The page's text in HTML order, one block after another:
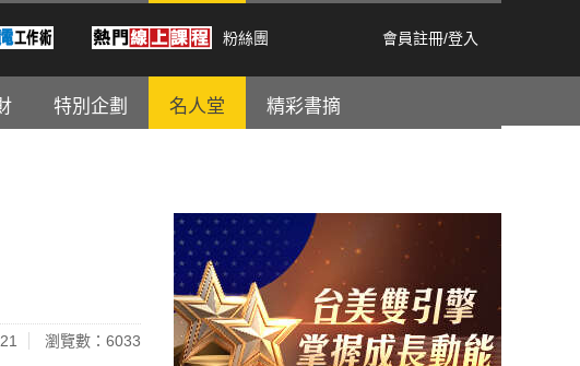
粉絲團 會員註冊/登入
特別企劃 名人堂 精彩書摘
瀏覽數：6033